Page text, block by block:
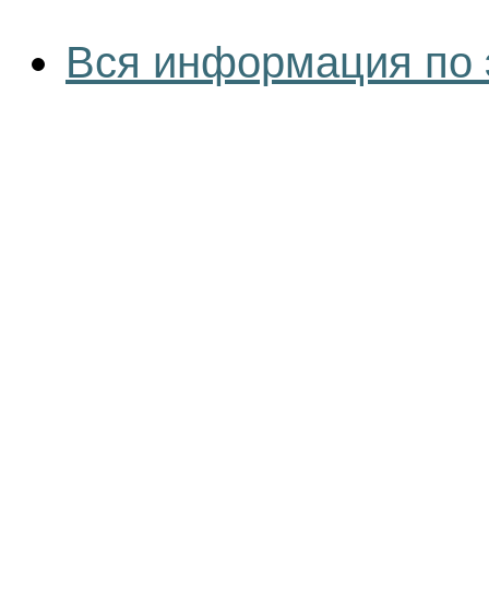
Вся информация по